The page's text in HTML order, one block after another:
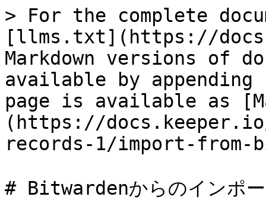
> For the complete
[llms.txt](https://
Markdown versions of
available by
page is available as
(https://
records-1/import-from-
# Bitwardenからのインポ